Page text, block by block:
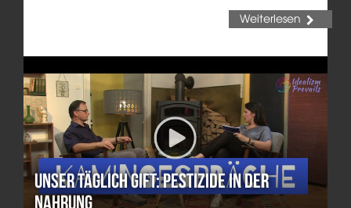
Weiterlesen
Unser täglich Gift: Pestizide in der
Nahrung